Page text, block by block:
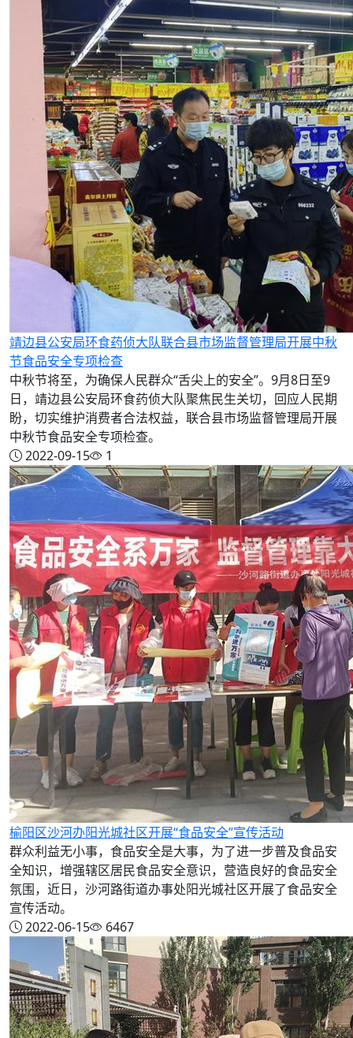
靖边县公安局环食药侦大队联合县市场监督管理局开展中秋
节食品安全专项检查
中秋节将至，为确保人民群众“舌尖上的安全”。9月8日至9
日，靖边县公安局环食药侦大队聚焦民生关切，回应人民期
盼，切实维护消费者合法权益，联合县市场监督管理局开展
中秋节食品安全专项检查。
2022-09-15
1
榆阳区沙河办阳光城社区开展“食品安全”宣传活动
群众利益无小事，食品安全是大事，为了进一步普及食品安
全知识，增强辖区居民食品安全意识，营造良好的食品安全
氛围，近日，沙河路街道办事处阳光城社区开展了食品安全
宣传活动。
2022-06-15
6467